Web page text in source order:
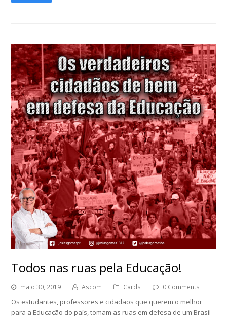
Todos nas ruas pela Educação!
maio 30, 2019 Ascom Cards 0 Comments
Os estudantes, professores e cidadãos que querem o melhor
para a Educação do país, tomam as ruas em defesa de um Brasil